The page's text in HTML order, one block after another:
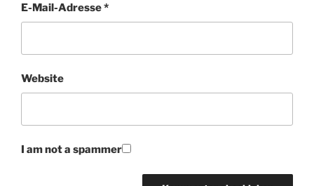
E-Mail-Adresse*
Website
I am not a spammer